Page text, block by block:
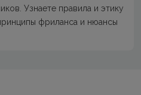
Узнаете правила и этику
фриланса и нюансы